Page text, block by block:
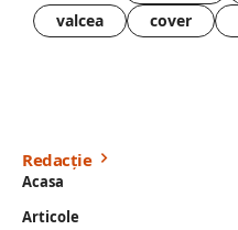
valcea
cover
Redacție
Acasa
Articole